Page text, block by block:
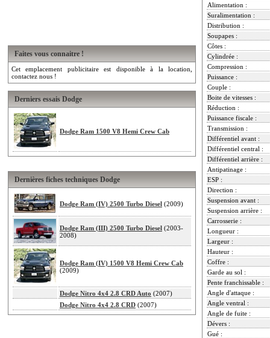
Faites vous connaitre !
Cet emplacement publicitaire est disponible à la location,
contactez nous !
Derniers essais Dodge
Dodge Ram 1500 V8 Hemi Crew Cab
Dernières fiches techniques Dodge
Dodge Ram (IV) 2500 Turbo Diesel (2009)
Dodge Ram (III) 2500 Turbo Diesel (2003-
2008)
Dodge Ram (IV) 1500 V8 Hemi Crew Cab
(2009)
Dodge Nitro 4x4 2.8 CRD Auto (2007)
Dodge Nitro 4x4 2.8 CRD (2007)
Alimentation :
Suralimentation :
Distribution :
Soupapes :
Côtes :
Cylindrée :
Compression :
Puissance :
Couple :
Boite de vitesses :
Réduction :
Puissance fiscale :
Transmission :
Différentiel avant :
Différentiel central :
Différentiel arrière :
Antipatinage :
ESP :
Direction :
Suspension avant :
Suspension arrière :
Carrosserie :
Longueur :
Largeur :
Hauteur :
Coffre :
Garde au sol :
Pente franchissable :
Angle d'attaque :
Angle ventral :
Angle de fuite :
Dévers :
Gué :